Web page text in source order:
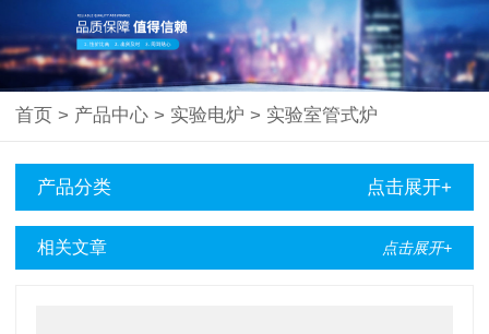
首页 > 产品中心 > 实验电炉 > 实验室管式炉
产品分类 点击展开+
相关文章 点击展开+